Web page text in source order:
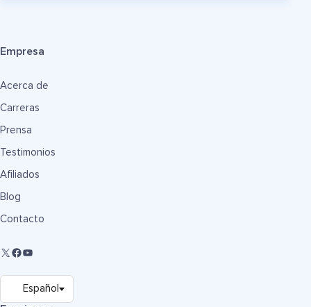
Empresa
Acerca de
Carreras
Prensa
Testimonios
Afiliados
Blog
Contacto